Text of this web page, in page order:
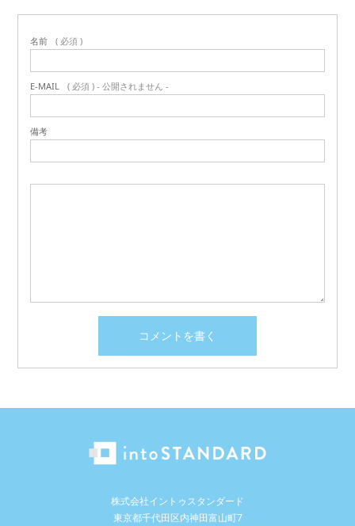
名前 ( 必須 )
E-MAIL ( 必須 ) - 公開されません -
備考
株式会社イントゥスタンダード
東京都千代田区内神田富山町7